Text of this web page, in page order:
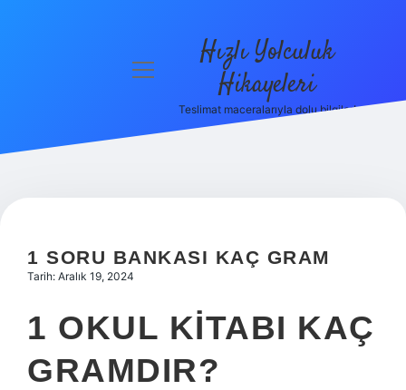
Hakkımızda
menüyü
Hızlı Yolculuk
Hikayeleri
Teslimat maceralarıyla dolu bilgiler!
1 SORU BANKASI KAÇ GRAM
Tarih: Aralık 19, 2024
1 OKUL KITABI KAÇ
GRAMDIR?